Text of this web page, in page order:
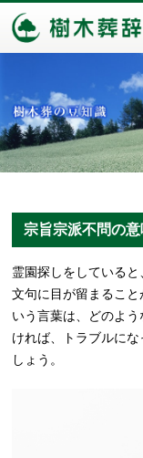
宗旨宗派不問の意
霊園探しをしている
文句に目が留まるこ
いう言葉は、どのよ
ければ、トラブルに
しょう。